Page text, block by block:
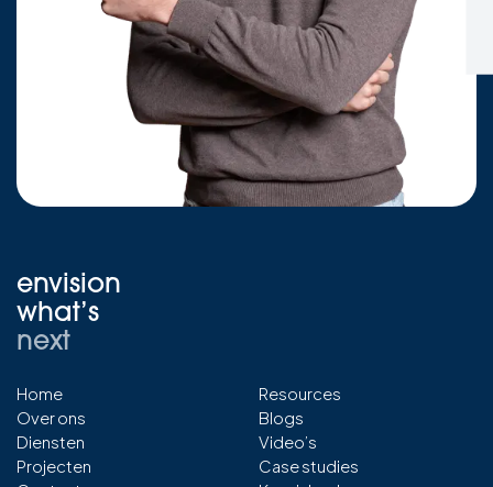
envision
what’s
next
Home
Over ons
Diensten
Projecten
Resources
Blogs
Video’s
Case studies